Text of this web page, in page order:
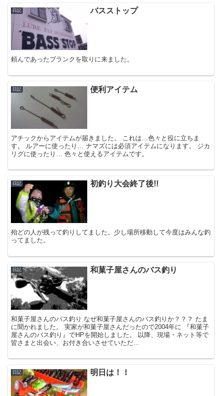
日記 バスストップ
頼んであったブランクを取りに来ました。
日記 便利アイテム
アチックからアイテムが届きました。 これは…色々と役に立ちま
す。 ルアーに使ったり… ナマズには必須アイテムになります。 ジカ
リグに使ったり… 色々と使えるアイテムです。
日記 初釣り大会終了後!!
殆どの人が残って釣りしてました。少し場所移動して今度はみんな釣
ってました。
日記 和菓子屋さんのバス釣り
和菓子屋さんのバス釣り なぜ和菓子屋さんのバス釣りか？？？ たま
に聞かれました。 実家が和菓子屋さんだったので2004年に 『和菓子
屋さんのバス釣り』でHPを開始しました。 以降、現場・ネット等で
皆さまと出会い、お付き合いさせていただ...
日記 明日は！！